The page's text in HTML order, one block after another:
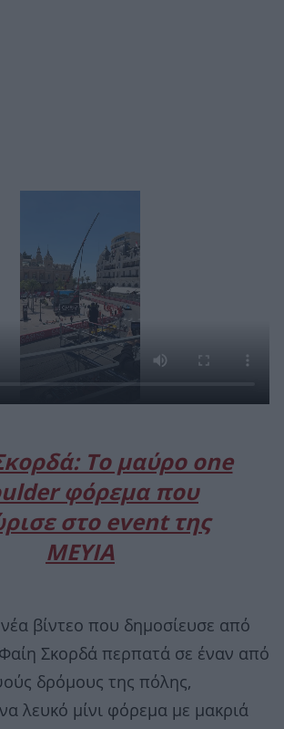
To μαύρο one
φόρεμα που
στο event της
MEYIA
βίντεο που δημοσίευσε από
Σκορδά περπατά σε έναν από
δρόμους της πόλης,
λευκό μίνι φόρεμα με μακριά